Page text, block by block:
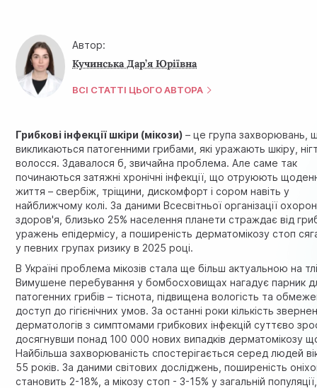
Автор:
Кучинська Дар’я Юріївна
ВСІ СТАТТІ ЦЬОГО АВТОРА
Грибкові інфекції шкіри (мікози) – це група захворювань,
викликаються патогенними грибами, які уражають шкіру,
волосся. Здавалося б, звичайна проблема. Але саме так
починаються затяжні хронічні інфекції, що отруюють
життя – свербіж, тріщини, дискомфорт і сором навіть у
найближчому колі. За даними Всесвітньої організації
здоров'я, близько 25% населення планети страждає від
уражень епідермісу, а поширеність дерматомікозу стоп
у певних групах ризику в 2025 році.
В Україні проблема мікозів стала ще більш актуальною на
Вимушене перебування у бомбосховищах нагадує парник
патогенних грибів – тіснота, підвищена вологість та
доступ до гігієнічних умов. За останні роки кількість
дерматологів з симптомами грибкових інфекцій суттєво
досягнувши понад 100 000 нових випадків дерматомікозу
Найбільша захворюваність спостерігається серед людей
55 років. За даними світових досліджень, поширеність
становить 2-18%, а мікозу стоп - 3-15% у загальній популяції,